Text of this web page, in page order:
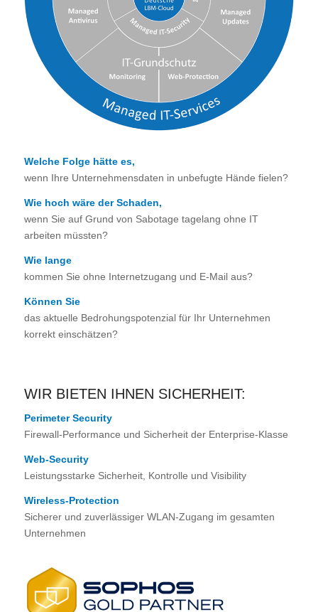
Welche Folge hätte es,
wenn Ihre Unternehmensdaten in unbefugte Hände fielen?
Wie hoch wäre der Schaden,
wenn Sie auf Grund von Sabotage tagelang ohne IT
arbeiten müssten?
Wie lange
kommen Sie ohne Internetzugang und E-Mail aus?
Können Sie
das aktuelle Bedrohungspotenzial für Ihr Unternehmen
korrekt einschätzen?
WIR BIETEN IHNEN SICHERHEIT:
Perimeter Security
Firewall-Performance und Sicherheit der Enterprise-Klasse
Web-Security
Leistungsstarke Sicherheit, Kontrolle und Visibility
Wireless-Protection
Sicherer und zuverlässiger WLAN-Zugang im gesamten
Unternehmen